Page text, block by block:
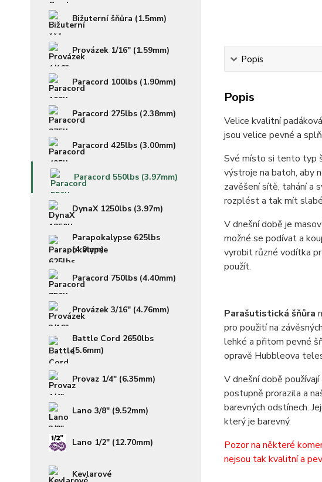
Bižuterní šňůra (1.5mm)
Provázek 1/16" (1.59mm)
Paracord 100lbs (1.90mm)
Paracord 275lbs (2.38mm)
Paracord 425lbs (3.00mm)
Paracord 550lbs (3.97mm)
DynaX 1250lbs (3.97m)
Parapokalypse 625lbs
(4.0mm)
Paracord 750lbs (4.40mm)
Provázek 3/16" (4.76mm)
Battle Cord 2650lbs
(5.6mm)
Provaz 1/4" (6.35mm)
Lano 3/8" (9.52mm)
Lano 1/2" (12.70mm)
Kevlarové
Popis
Popis
Velice kvalitní
jsou velice pevné a
Své místo si tento typ
výstroje na batoh, aby
zavěšení sítě, tahání a
rozplést a tak mít
V dnešní době je
možné se podívat a
vyrobit různé vodítka
použít.
Parašutistická šňůra
pro použití na
lehké a přitom pevné
opravě Hubbleova
V dnešní době
postupně prorazila a
barevných odstínech.
který je barevný.
Pozor na některé
nejsou tak kvalitní a